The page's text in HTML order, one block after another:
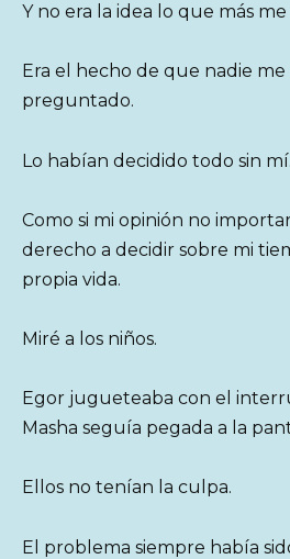
Y no era la idea lo que más
Era el hecho de que nadie
preguntado.
Lo habían decidido todo sin mí.
Como si mi opinión no
derecho a decidir sobre mi
propia vida.
Miré a los niños.
Egor jugueteaba con el
Masha seguía pegada a la
Ellos no tenían la culpa.
El problema siempre había